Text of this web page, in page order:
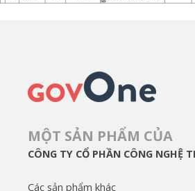
MỘT SẢN PHẨM CỦA
CÔNG TY CỔ PHẦN CÔNG NGHỆ
Các sản phẩm khác